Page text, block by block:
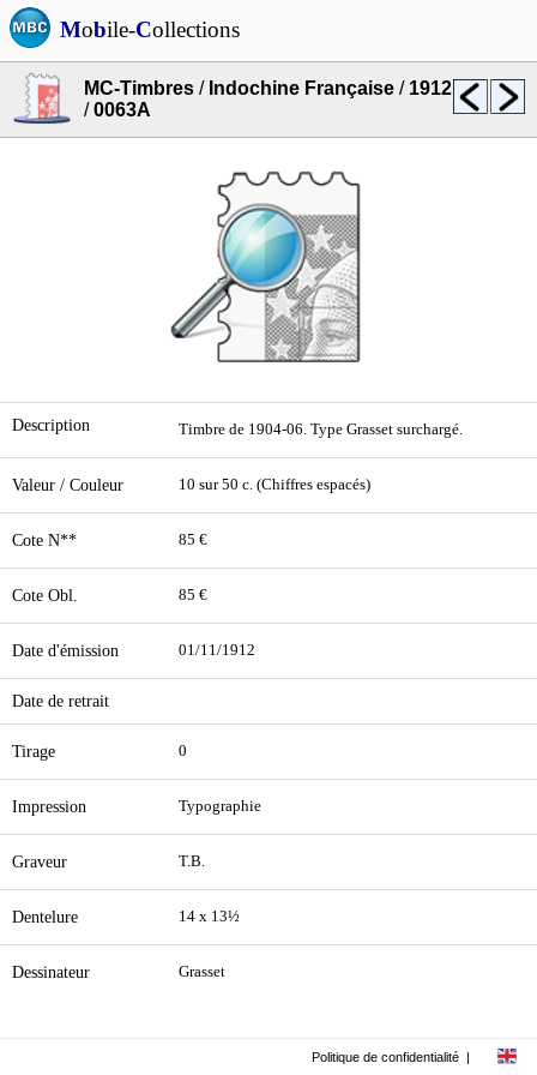
Mobile-Collections
MC-Timbres / Indochine Française / 1912
/0063A
Description Timbre de 1904-06. Type Grasset surchargé.
Valeur / Couleur 10 sur 50 c. (Chiffres espacés)
Cote N** 85 €
Cote Obl. 85 €
Date d'émission 01/11/1912
Date de retrait
Tirage 0
Impression Typographie
Graveur T.B.
Dentelure 14 x 13½
Dessinateur Grasset
Politique de confidentialité |